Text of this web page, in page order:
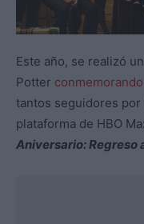
Este año, se realizó
Potter conmemorando
tantos seguidores por
plataforma de HBO
Aniversario: Regreso